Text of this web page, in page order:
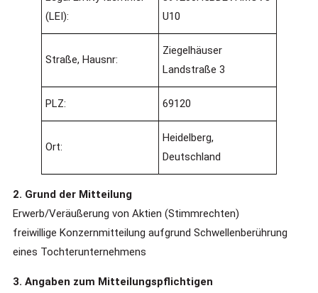
(LEI):
U10
Straße, Hausnr:
Ziegelhäuser
Landstraße 3
PLZ: 69120
Ort:
Heidelberg,
Deutschland
2. Grund der Mitteilung
Erwerb/Veräußerung von Aktien (Stimmrechten)
freiwillige Konzernmitteilung aufgrund Schwellenberührung
eines Tochterunternehmens
3. Angaben zum Mitteilungspflichtigen